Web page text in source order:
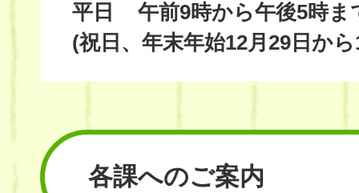
平日
午前9時から午後5時ま
(祝日、年末年始12月29日か
各課へのご案内